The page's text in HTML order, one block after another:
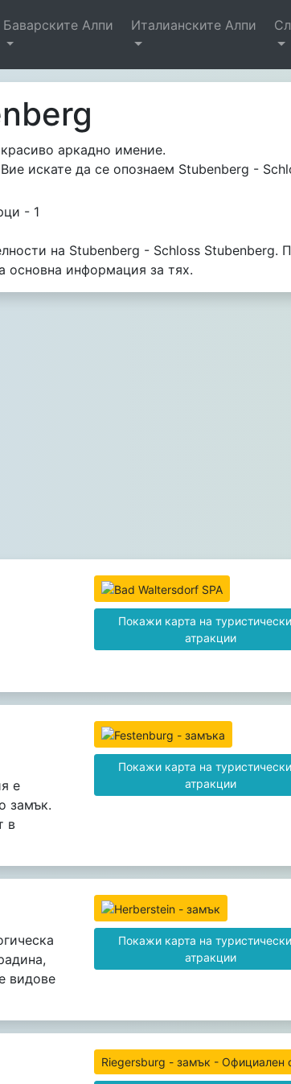
Баварските Алпи Италианските Алпи
аркадно имение.
искате да се опознаем Stubenberg -
- 1
на Stubenberg - Schloss Stubenberg.
основна информация за тях.
Покажи карта на
атракции
е
замък.
в
Покажи карта на
атракции
видове
Покажи карта на
атракции
Riegersburg - замък - Официален